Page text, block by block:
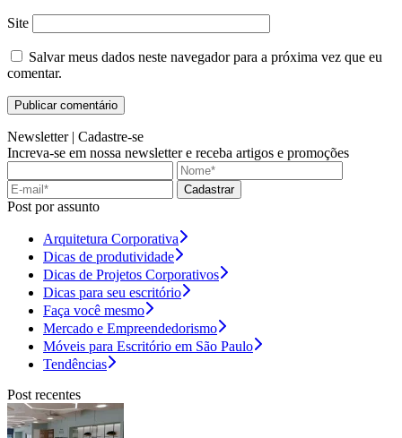
Site
Salvar meus dados neste navegador para a próxima vez que eu
comentar.
Newsletter | Cadastre-se
Increva-se em nossa newsletter e receba artigos e promoções
Cadastrar
Post por assunto
Arquitetura Corporativa
Dicas de produtividade
Dicas de Projetos Corporativos
Dicas para seu escritório
Faça você mesmo
Mercado e Empreendedorismo
Móveis para Escritório em São Paulo
Tendências
Post recentes